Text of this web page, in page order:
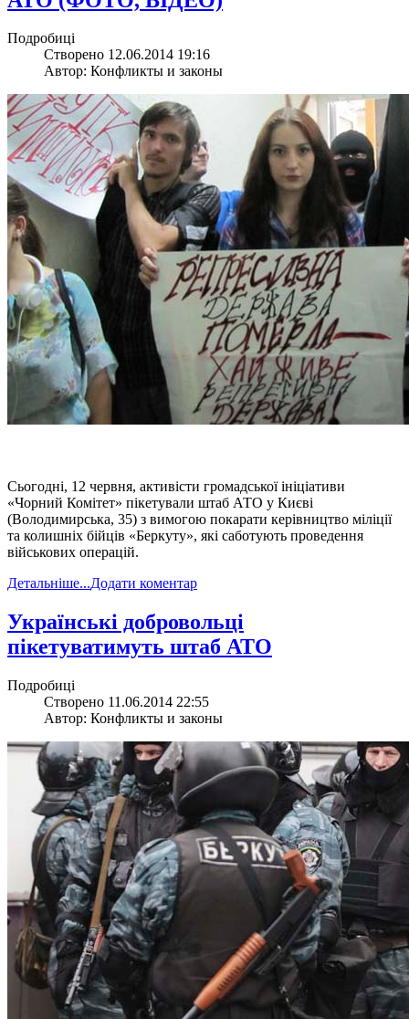
Подробиці
Створено 12.06.2014 19:16
Автор: Конфликты и законы
Сьогодні, 12 червня, активісти громадської ініціативи
«Чорний Комітет» пікетували штаб АТО у Києві
(Володимирська, 35) з вимогою покарати керівництво міліції
та колишніх бійців «Беркуту», які саботують проведення
військових операцій.
Детальніше...Додати коментар
Українські добровольці
пікетуватимуть штаб АТО
Подробиці
Створено 11.06.2014 22:55
Автор: Конфликты и законы